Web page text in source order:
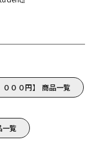
００円】 商品一覧
覧